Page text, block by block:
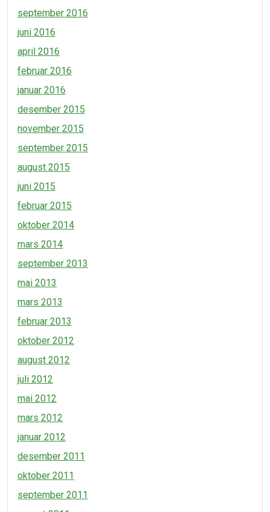
september 2016
juni 2016
april 2016
februar 2016
januar 2016
desember 2015
november 2015
september 2015
august 2015
juni 2015
februar 2015
oktober 2014
mars 2014
september 2013
mai 2013
mars 2013
februar 2013
oktober 2012
august 2012
juli 2012
mai 2012
mars 2012
januar 2012
desember 2011
oktober 2011
september 2011